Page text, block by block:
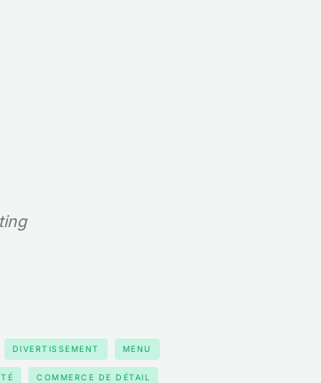
DIVERTISSEMENT MENU
COMMERCE DE DÉTAIL